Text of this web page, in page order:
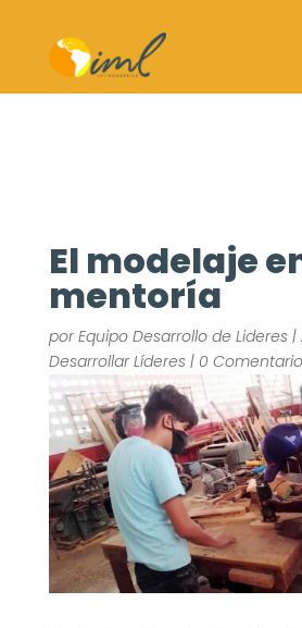
El modelaje
mentoría
porEquipo Desarrollo de Lideres|
Desarrollar Líderes| 0